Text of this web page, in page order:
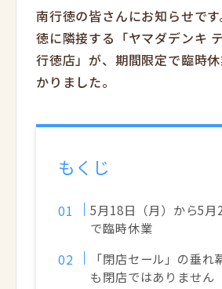
南行徳の皆さんにお知らせで
徳に隣接する「ヤマダデンキ
行徳店」が、期間限定で臨時
かりました。
もくじ
5月18日（月）から5月
で臨時休業
「閉店セール」の垂れ
も閉店ではありません